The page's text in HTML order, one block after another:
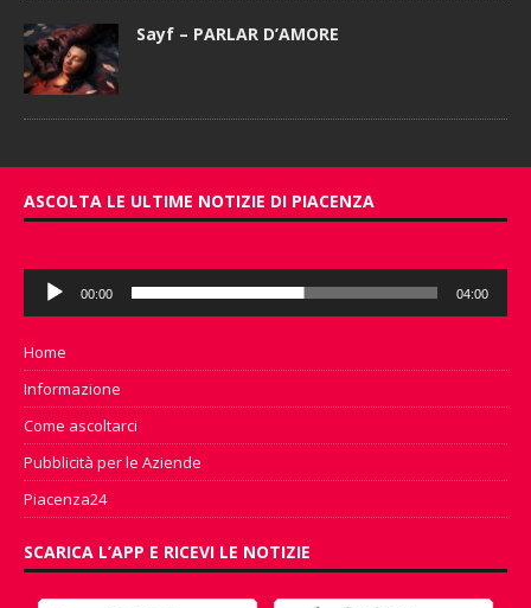
Sayf – PARLAR D’AMORE
ASCOLTA LE ULTIME NOTIZIE DI PIACENZA
Audio
Player
00:00 04:00
Home
Informazione
Come ascoltarci
Pubblicità per le Aziende
Piacenza24
SCARICA L’APP E RICEVI LE NOTIZIE